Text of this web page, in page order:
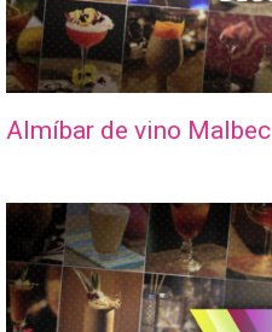
Almíbar de vino Malbec